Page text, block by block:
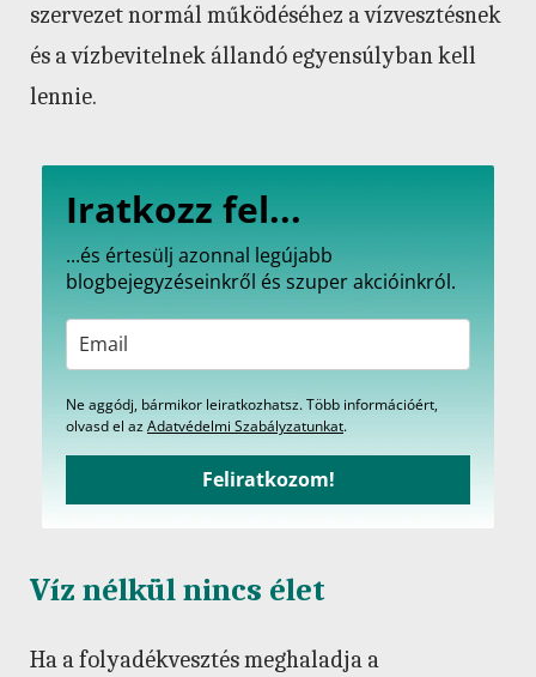
szervezet normál működéséhez a vízvesztésnek
és a vízbevitelnek állandó egyensúlyban kell
lennie.
Iratkozz fel...
...és értesülj azonnal legújabb
blogbejegyzéseinkről és szuper akcióinkról.
Ne aggódj, bármikor leiratkozhatsz. Több információért,
olvasd el azAdatvédelmi Szabályzatunkat.
Feliratkozom!
Víz nélkül nincs élet
Ha a folyadékvesztés meghaladja a